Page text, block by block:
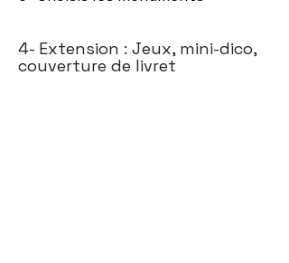
4- Extension : Jeux, mini-dico,
couverture de livret